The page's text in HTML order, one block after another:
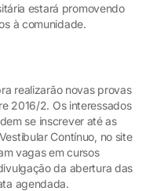
estará promovendo
à comunidade.
realizarão novas provas
2016/2. Os interessados
se inscrever até as
Contínuo, no site
vagas em cursos
da abertura das
agendada.